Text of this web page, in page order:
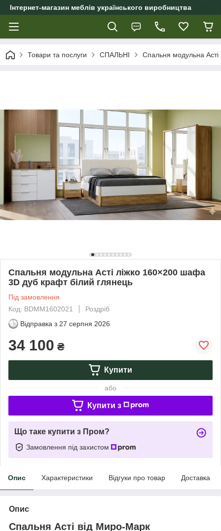
Інтернет-магазин меблів українського виробництва
Товари та послуги СПАЛЬНІ Спальня модульна
Спальня модульна Асті ліжко 160×200 шафа
3D дуб крафт білий глянець
Під замовлення
Код: BDMM1602021
Роздріб
Відправка з 27 серпня 2026
34 100 ₴
Купити
або
Купити з
Що таке купити з Пром?
Замовлення під захистом
Опис Характеристики Відгуки про товар Доставка
Опис
Спальня Асті від Миро-Марк